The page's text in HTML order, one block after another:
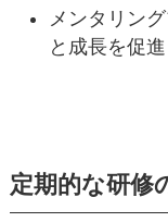
メンタリン
と成長を促進
定期的な研修